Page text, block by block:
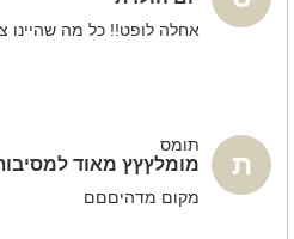
ניתן להוסיף בתוספת
אבזור מטבח
מקרר
אחלה לופט!! כל מה שהיינו
ת
תומס
מומלץץץ מאוד
מקום מדהיםםם